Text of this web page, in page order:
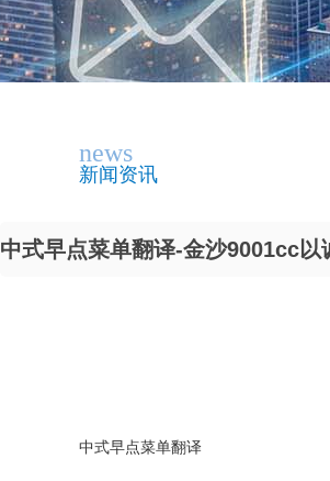
news
新闻资讯
中式早点菜单翻译-金沙9001cc以
中式早点菜单翻译